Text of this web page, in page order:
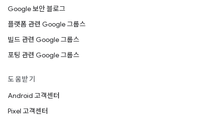
Google 보안 블로그
플랫폼 관련 Google 그룹스
빌드 관련 Google 그룹스
포팅 관련 Google 그룹스
도움받기
Android 고객센터
Pixel 고객센터